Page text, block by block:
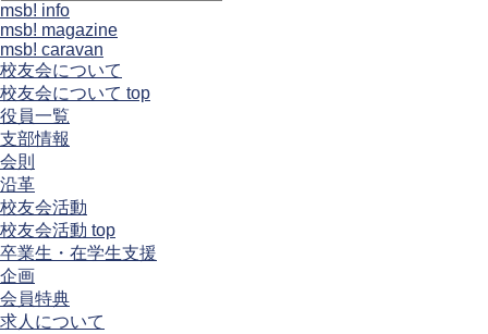
msb! info
msb! magazine
msb! caravan
校友会について
校友会について top
役員一覧
支部情報
会則
沿革
校友会活動
校友会活動 top
卒業生・在学生支援
企画
会員特典
求人について